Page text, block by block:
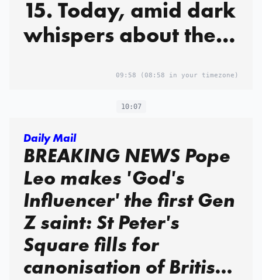
15. Today, amid dark
whispers about the
intentions, Carlo
Acutis will be
anointed a saint
09:58 (08:58 in your timezone)
10:07
Daily Mail
BREAKING NEWS Pope
Leo makes 'God's
Influencer' the first Gen
Z saint: St Peter's
Square fills for
canonisation of British-